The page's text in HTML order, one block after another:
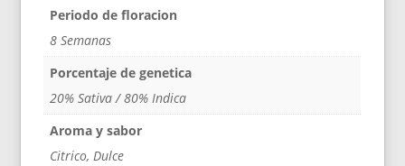
Periodo de floracion
8 Semanas
Porcentaje de genetica
20% Sativa / 80% Indica
Aroma y sabor
Citrico, Dulce